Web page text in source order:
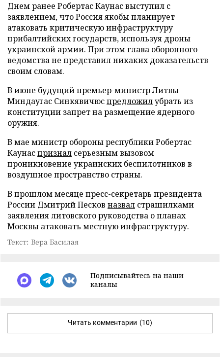
Днем ранее Робертас Каунас выступил с
заявлением, что Россия якобы планирует
атаковать критическую инфраструктуру
прибалтийских государств, используя дроны
украинской армии. При этом глава оборонного
ведомства не представил никаких доказательств
своим словам.
В июне будущий премьер-министр Литвы
Миндаугас Синкявичюспредложилубрать из
конституции запрет на размещение ядерного
оружия.
В мае министр обороны республики Робертас
Каунаспризнал серьезным вызовом
проникновение украинских беспилотников в
воздушное пространство страны.
В прошлом месяце пресс-секретарь президента
России Дмитрий Песков назвал страшилками
заявления литовского руководства о планах
Москвы атаковать местную инфраструктуру.
Текст: Вера Басилая
Подписывайтесь на наши
каналы
Читать комментарии (10)